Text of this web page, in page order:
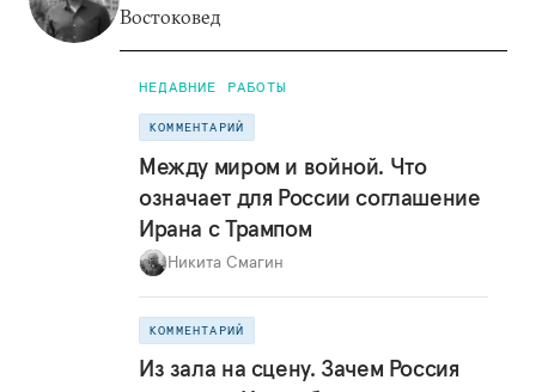
Востоковед
НЕДАВНИЕ РАБОТЫ
КОММЕНТАРИЙ
Между миром и войной. Что
означает для России соглашение
Ирана с Трампом
Никита Смагин
КОММЕНТАРИЙ
Из зала на сцену. Зачем Россия